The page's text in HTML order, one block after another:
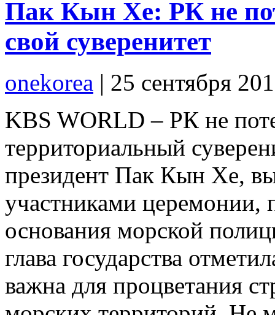
Пак Кын Хе: РК не
свой суверенитет
onekorea | 25 сентября
KBS WORLD – РК не
территориальный
президент Пак Кын Хе,
участниками церемонии,
основания морской
глава государства
важна для процветания